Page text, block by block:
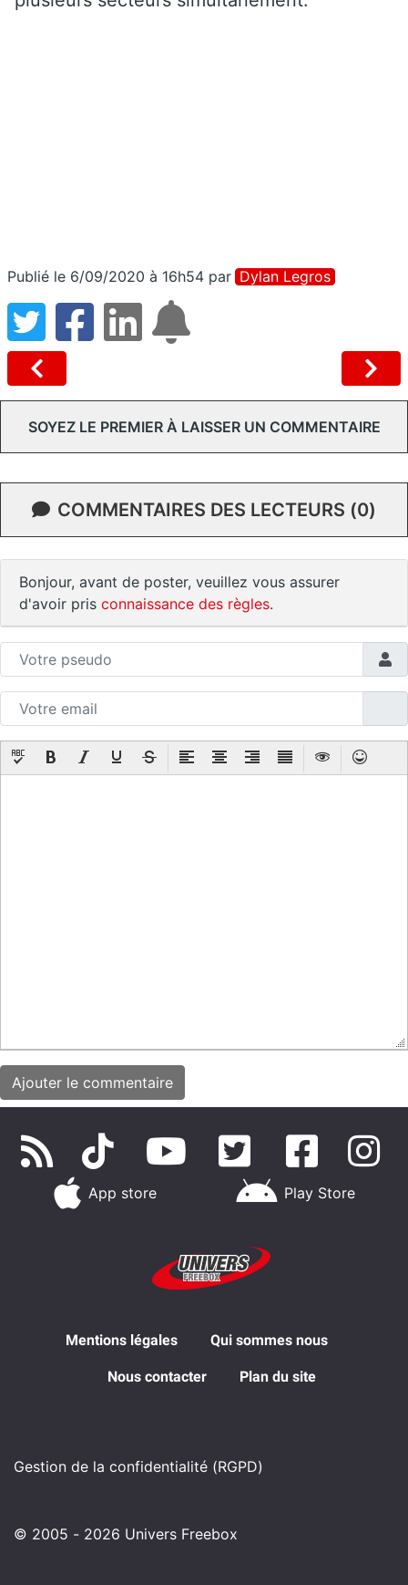
Publié le 6/09/2020 à 16h54 par Dylan Legros
SOYEZ LE PREMIER À LAISSER UN COMMENTAIRE
COMMENTAIRES DES LECTEURS (0)
Bonjour, avant de poster, veuillez vous assurer
d'avoir pris connaissance des règles.
App store Play Store
Mentions légales Qui sommes nous
Nous contacter Plan du site
Gestion de la confidentialité (RGPD)
© 2005 - 2026 Univers Freebox